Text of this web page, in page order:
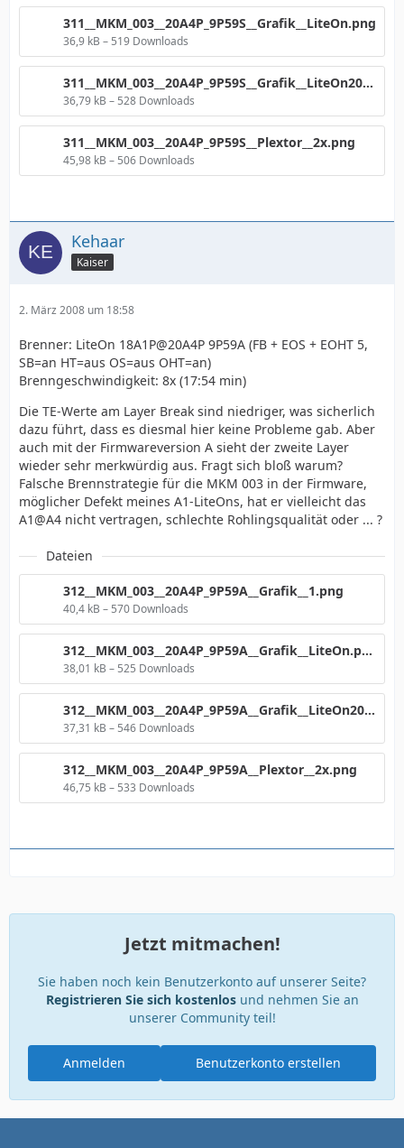
311__MKM_003__20A4P_9P59S__Grafik__LiteOn.png
36,9 kB – 519 Downloads
311__MKM_003__20A4P_9P59S__Grafik__LiteOn20A4P__4CLV.png
36,79 kB – 528 Downloads
311__MKM_003__20A4P_9P59S__Plextor__2x.png
45,98 kB – 506 Downloads
Kehaar
Kaiser
2. März 2008 um 18:58
Brenner: LiteOn 18A1P@20A4P 9P59A (FB + EOS + EOHT 5,
SB=an HT=aus OS=aus OHT=an)
Brenngeschwindigkeit: 8x (17:54 min)
Die TE-Werte am Layer Break sind niedriger, was sicherlich
dazu führt, dass es diesmal hier keine Probleme gab. Aber
auch mit der Firmwareversion A sieht der zweite Layer
wieder sehr merkwürdig aus. Fragt sich bloß warum?
Falsche Brennstrategie für die MKM 003 in der Firmware,
möglicher Defekt meines A1-LiteOns, hat er vielleicht das
A1@A4 nicht vertragen, schlechte Rohlingsqualität oder ... ?
Dateien
312__MKM_003__20A4P_9P59A__Grafik__1.png
40,4 kB – 570 Downloads
312__MKM_003__20A4P_9P59A__Grafik__LiteOn.png
38,01 kB – 525 Downloads
312__MKM_003__20A4P_9P59A__Grafik__LiteOn20A4P__4CLV.png
37,31 kB – 546 Downloads
312__MKM_003__20A4P_9P59A__Plextor__2x.png
46,75 kB – 533 Downloads
Jetzt mitmachen!
Sie haben noch kein Benutzerkonto auf unserer Seite?
Registrieren Sie sich kostenlosund nehmen Sie an
unserer Community teil!
Benutzerkonto erstellen
Anmelden